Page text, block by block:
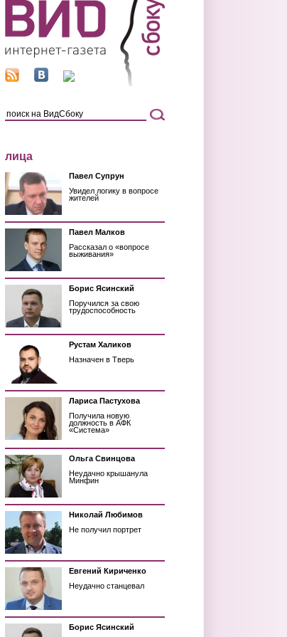
лица
Павел Супрун
Увидел логику в вопросе
жителей
Павел Малков
Рассказал о «вопросе
выживания»
Борис Ясинский
Поручился за свою
трудоспособность
Рустам Халиков
Назначен в Тверь
Лариса Пастухова
Получила новую
должность в АФК
«Система»
Ольга Свинцова
Неудачно крышанула
Минфин
Николай Любимов
Не получил портрет
Евгений Кириченко
Неудачно станцевал
Борис Ясинский